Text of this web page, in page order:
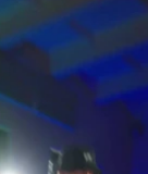
пробное занятие